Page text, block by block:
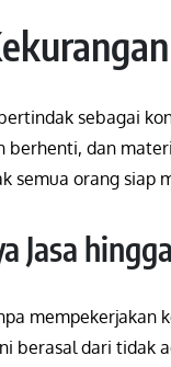
sebagai
berhenti, dan
semua orang siap
Jasa
berasal dari tidak